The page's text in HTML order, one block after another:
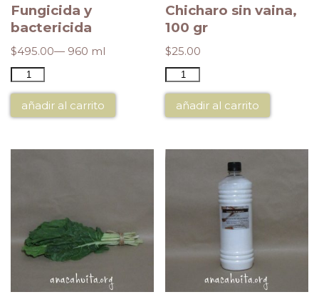
Fungicida y
bactericida
$495.00— 960 ml
añadir al carrito
Chicharo sin vaina,
100 gr
$25.00
añadir al carrito